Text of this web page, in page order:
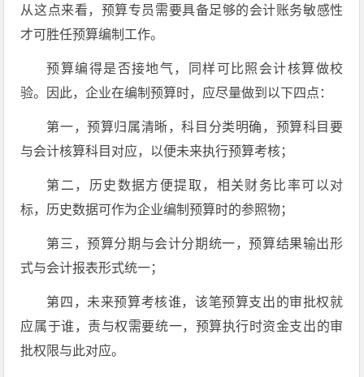
从这点来看，预算专员需要具备足够的会计账务敏感性
才可胜任预算编制工作。
预算编得是否接地气，同样可比照会计核算做校
验。因此，企业在编制预算时，应尽量做到以下四点：
第一，预算归属清晰，科目分类明确，预算科目要
与会计核算科目对应，以便未来执行预算考核；
第二，历史数据方便提取，相关财务比率可以对
标，历史数据可作为企业编制预算时的参照物；
第三，预算分期与会计分期统一，预算结果输出形
式与会计报表形式统一；
第四，未来预算考核谁，该笔预算支出的审批权就
应属于谁，责与权需要统一，预算执行时资金支出的审
批权限与此对应。